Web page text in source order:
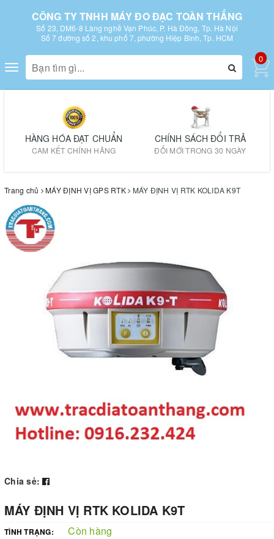
CÔNG TY TNHH MÁY ĐO ĐẠC TOÀN THẮNG
Số 23, DM6-8 Làng nghề Vạn Phúc, P. Hà Đông, Tp. Hà Nội
Số 7 đường số 2, khu phố 7, phường Hiệp Bình, Tp. HCM
Toggle
navigation
0
HÀNG HÓA ĐẠT CHUẨN
CAM KẾT CHÍNH HÃNG
CHÍNH SÁCH ĐỔI TRẢ
ĐỔI MỚI TRONG 30 NGÀY
Trang chủ MÁY ĐỊNH VỊ GPS RTK MÁY ĐỊNH VỊ RTK KOLIDA K9T
Chia sẻ:
MÁY ĐỊNH VỊ RTK KOLIDA K9T
TÌNH TRẠNG: Còn hàng